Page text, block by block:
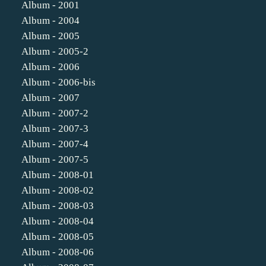
Album - 2001
Album - 2004
Album - 2005
Album - 2005-2
Album - 2006
Album - 2006-bis
Album - 2007
Album - 2007-2
Album - 2007-3
Album - 2007-4
Album - 2007-5
Album - 2008-01
Album - 2008-02
Album - 2008-03
Album - 2008-04
Album - 2008-05
Album - 2008-06